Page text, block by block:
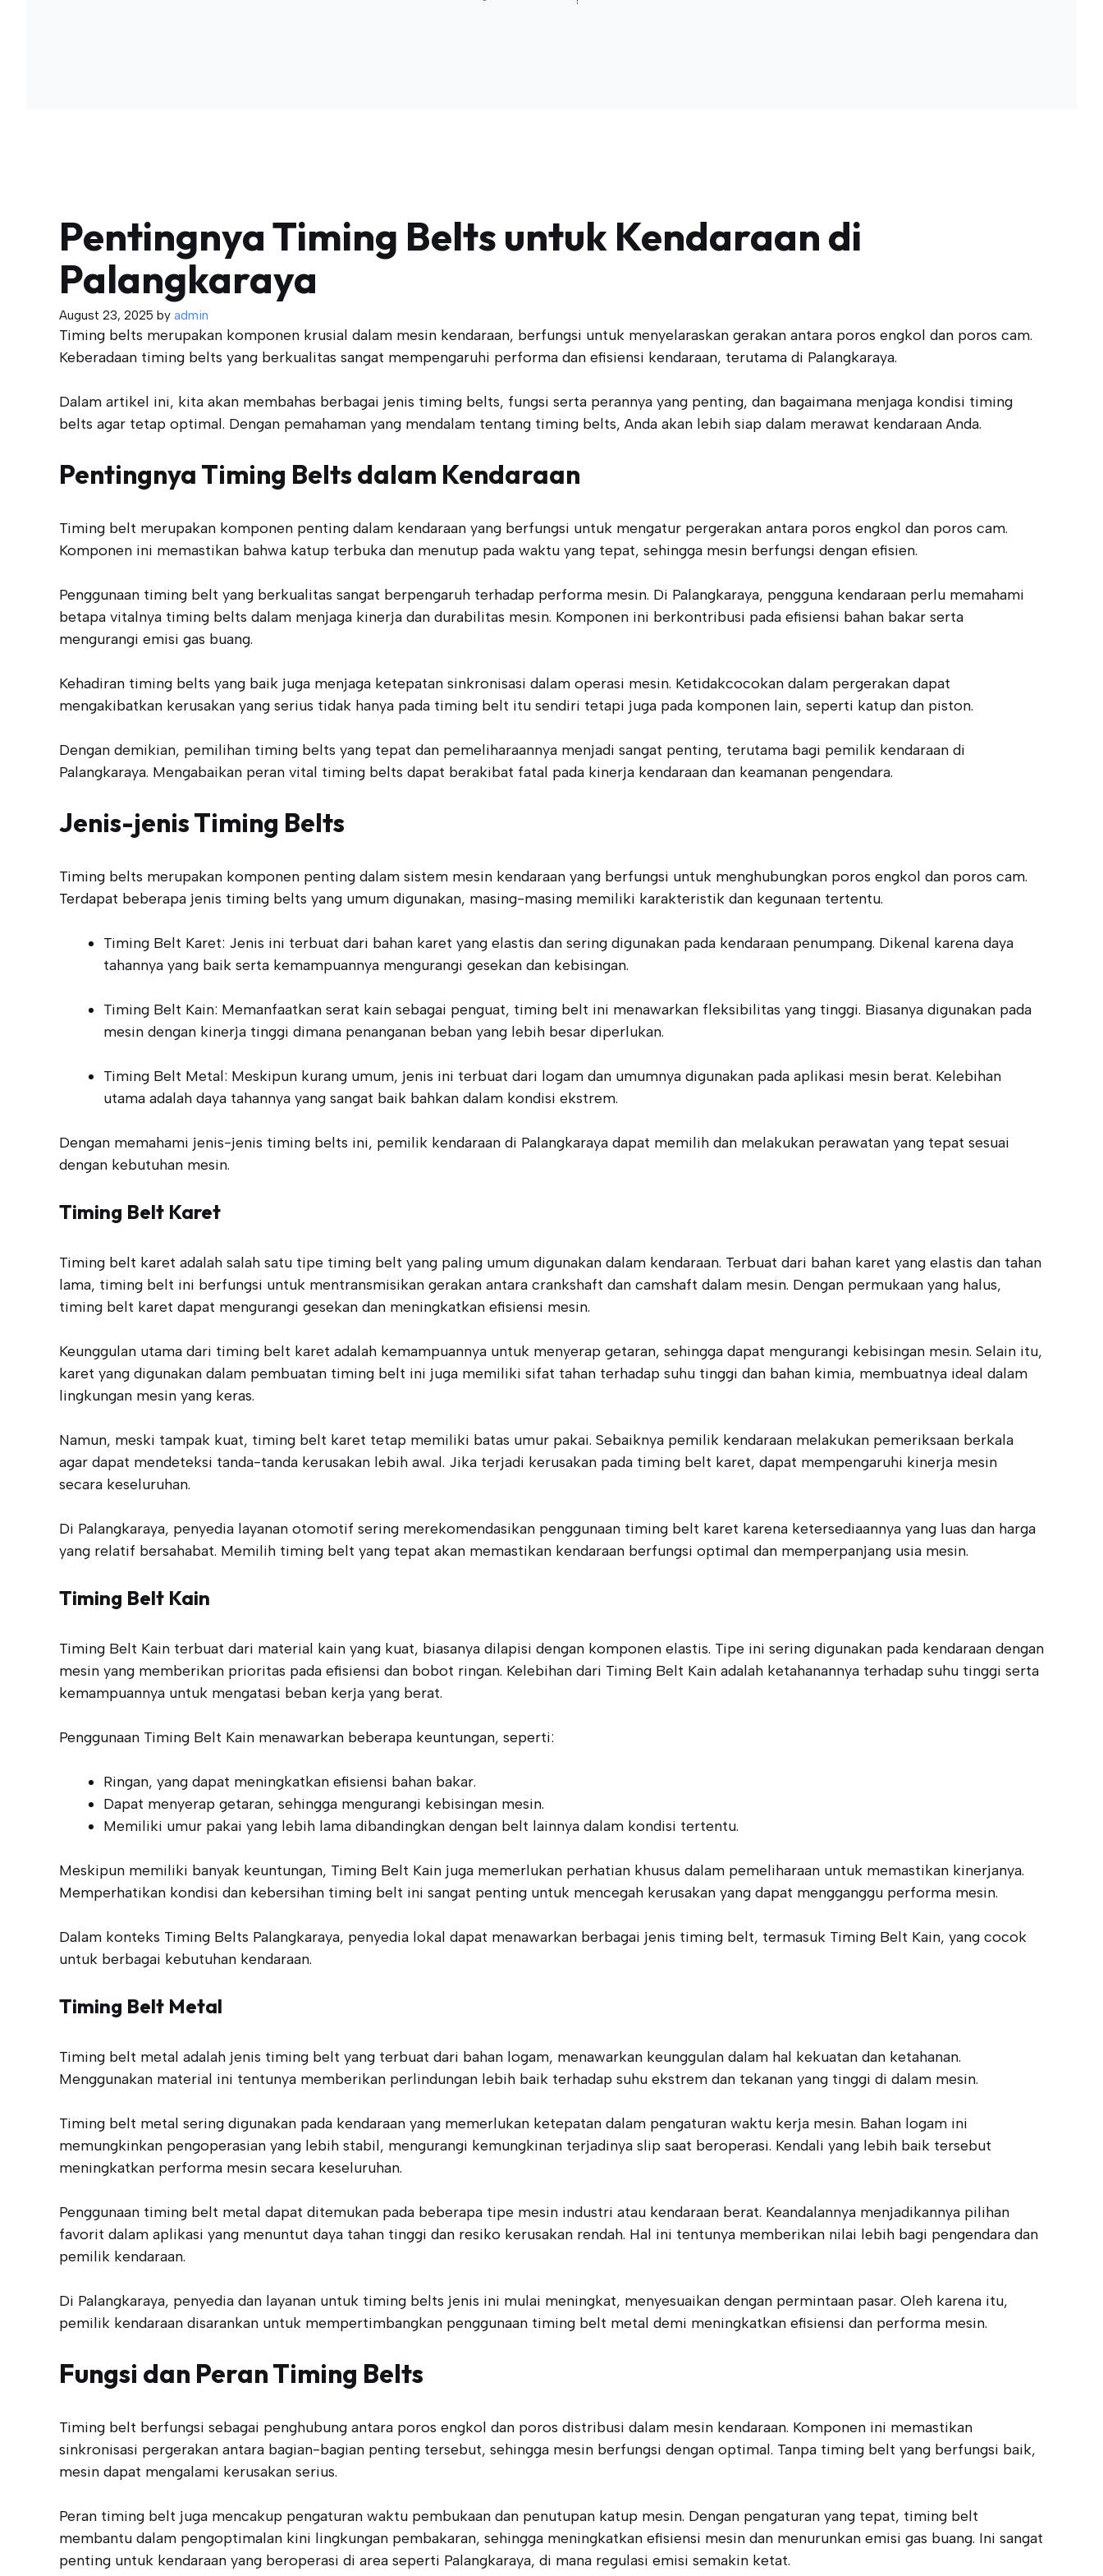
Pentingnya Timing Belts untuk Kendaraan di
Palangkaraya
August 23, 2025 by admin
Timing belts merupakan komponen krusial dalam mesin kendaraan, berfungsi untuk menyelaraskan gerakan antara poros engkol dan poros cam.
Keberadaan timing belts yang berkualitas sangat mempengaruhi performa dan efisiensi kendaraan, terutama di Palangkaraya.
Dalam artikel ini, kita akan membahas berbagai jenis timing belts, fungsi serta perannya yang penting, dan bagaimana menjaga kondisi timing
belts agar tetap optimal. Dengan pemahaman yang mendalam tentang timing belts, Anda akan lebih siap dalam merawat kendaraan Anda.
Pentingnya Timing Belts dalam Kendaraan
Timing belt merupakan komponen penting dalam kendaraan yang berfungsi untuk mengatur pergerakan antara poros engkol dan poros cam.
Komponen ini memastikan bahwa katup terbuka dan menutup pada waktu yang tepat, sehingga mesin berfungsi dengan efisien.
Penggunaan timing belt yang berkualitas sangat berpengaruh terhadap performa mesin. Di Palangkaraya, pengguna kendaraan perlu memahami
betapa vitalnya timing belts dalam menjaga kinerja dan durabilitas mesin. Komponen ini berkontribusi pada efisiensi bahan bakar serta
mengurangi emisi gas buang.
Kehadiran timing belts yang baik juga menjaga ketepatan sinkronisasi dalam operasi mesin. Ketidakcocokan dalam pergerakan dapat
mengakibatkan kerusakan yang serius tidak hanya pada timing belt itu sendiri tetapi juga pada komponen lain, seperti katup dan piston.
Dengan demikian, pemilihan timing belts yang tepat dan pemeliharaannya menjadi sangat penting, terutama bagi pemilik kendaraan di
Palangkaraya. Mengabaikan peran vital timing belts dapat berakibat fatal pada kinerja kendaraan dan keamanan pengendara.
Jenis-jenis Timing Belts
Timing belts merupakan komponen penting dalam sistem mesin kendaraan yang berfungsi untuk menghubungkan poros engkol dan poros cam.
Terdapat beberapa jenis timing belts yang umum digunakan, masing-masing memiliki karakteristik dan kegunaan tertentu.
Timing Belt Karet: Jenis ini terbuat dari bahan karet yang elastis dan sering digunakan pada kendaraan penumpang. Dikenal karena daya
tahannya yang baik serta kemampuannya mengurangi gesekan dan kebisingan.
Timing Belt Kain: Memanfaatkan serat kain sebagai penguat, timing belt ini menawarkan fleksibilitas yang tinggi. Biasanya digunakan pada
mesin dengan kinerja tinggi dimana penanganan beban yang lebih besar diperlukan.
Timing Belt Metal: Meskipun kurang umum, jenis ini terbuat dari logam dan umumnya digunakan pada aplikasi mesin berat. Kelebihan
utama adalah daya tahannya yang sangat baik bahkan dalam kondisi ekstrem.
Dengan memahami jenis-jenis timing belts ini, pemilik kendaraan di Palangkaraya dapat memilih dan melakukan perawatan yang tepat sesuai
dengan kebutuhan mesin.
Timing Belt Karet
Timing belt karet adalah salah satu tipe timing belt yang paling umum digunakan dalam kendaraan. Terbuat dari bahan karet yang elastis dan tahan
lama, timing belt ini berfungsi untuk mentransmisikan gerakan antara crankshaft dan camshaft dalam mesin. Dengan permukaan yang halus,
timing belt karet dapat mengurangi gesekan dan meningkatkan efisiensi mesin.
Keunggulan utama dari timing belt karet adalah kemampuannya untuk menyerap getaran, sehingga dapat mengurangi kebisingan mesin. Selain itu,
karet yang digunakan dalam pembuatan timing belt ini juga memiliki sifat tahan terhadap suhu tinggi dan bahan kimia, membuatnya ideal dalam
lingkungan mesin yang keras.
Namun, meski tampak kuat, timing belt karet tetap memiliki batas umur pakai. Sebaiknya pemilik kendaraan melakukan pemeriksaan berkala
agar dapat mendeteksi tanda-tanda kerusakan lebih awal. Jika terjadi kerusakan pada timing belt karet, dapat mempengaruhi kinerja mesin
secara keseluruhan.
Di Palangkaraya, penyedia layanan otomotif sering merekomendasikan penggunaan timing belt karet karena ketersediaannya yang luas dan harga
yang relatif bersahabat. Memilih timing belt yang tepat akan memastikan kendaraan berfungsi optimal dan memperpanjang usia mesin.
Timing Belt Kain
Timing Belt Kain terbuat dari material kain yang kuat, biasanya dilapisi dengan komponen elastis. Tipe ini sering digunakan pada kendaraan dengan
mesin yang memberikan prioritas pada efisiensi dan bobot ringan. Kelebihan dari Timing Belt Kain adalah ketahanannya terhadap suhu tinggi serta
kemampuannya untuk mengatasi beban kerja yang berat.
Penggunaan Timing Belt Kain menawarkan beberapa keuntungan, seperti:
Ringan, yang dapat meningkatkan efisiensi bahan bakar.
Dapat menyerap getaran, sehingga mengurangi kebisingan mesin.
Memiliki umur pakai yang lebih lama dibandingkan dengan belt lainnya dalam kondisi tertentu.
Meskipun memiliki banyak keuntungan, Timing Belt Kain juga memerlukan perhatian khusus dalam pemeliharaan untuk memastikan kinerjanya.
Memperhatikan kondisi dan kebersihan timing belt ini sangat penting untuk mencegah kerusakan yang dapat mengganggu performa mesin.
Dalam konteks Timing Belts Palangkaraya, penyedia lokal dapat menawarkan berbagai jenis timing belt, termasuk Timing Belt Kain, yang cocok
untuk berbagai kebutuhan kendaraan.
Timing Belt Metal
Timing belt metal adalah jenis timing belt yang terbuat dari bahan logam, menawarkan keunggulan dalam hal kekuatan dan ketahanan.
Menggunakan material ini tentunya memberikan perlindungan lebih baik terhadap suhu ekstrem dan tekanan yang tinggi di dalam mesin.
Timing belt metal sering digunakan pada kendaraan yang memerlukan ketepatan dalam pengaturan waktu kerja mesin. Bahan logam ini
memungkinkan pengoperasian yang lebih stabil, mengurangi kemungkinan terjadinya slip saat beroperasi. Kendali yang lebih baik tersebut
meningkatkan performa mesin secara keseluruhan.
Penggunaan timing belt metal dapat ditemukan pada beberapa tipe mesin industri atau kendaraan berat. Keandalannya menjadikannya pilihan
favorit dalam aplikasi yang menuntut daya tahan tinggi dan resiko kerusakan rendah. Hal ini tentunya memberikan nilai lebih bagi pengendara dan
pemilik kendaraan.
Di Palangkaraya, penyedia dan layanan untuk timing belts jenis ini mulai meningkat, menyesuaikan dengan permintaan pasar. Oleh karena itu,
pemilik kendaraan disarankan untuk mempertimbangkan penggunaan timing belt metal demi meningkatkan efisiensi dan performa mesin.
Fungsi dan Peran Timing Belts
Timing belt berfungsi sebagai penghubung antara poros engkol dan poros distribusi dalam mesin kendaraan. Komponen ini memastikan
sinkronisasi pergerakan antara bagian-bagian penting tersebut, sehingga mesin berfungsi dengan optimal. Tanpa timing belt yang berfungsi baik,
mesin dapat mengalami kerusakan serius.
Peran timing belt juga mencakup pengaturan waktu pembukaan dan penutupan katup mesin. Dengan pengaturan yang tepat, timing belt
membantu dalam pengoptimalan kini lingkungan pembakaran, sehingga meningkatkan efisiensi mesin dan menurunkan emisi gas buang. Ini sangat
penting untuk kendaraan yang beroperasi di area seperti Palangkaraya, di mana regulasi emisi semakin ketat.